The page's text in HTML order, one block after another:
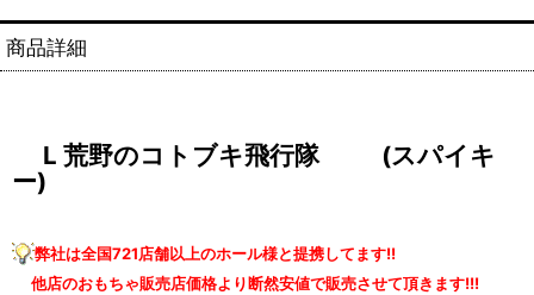
商品詳細
L 荒野のコトブキ飛行隊 (スパイキ
ー)
弊社は全国721店舗以上のホール様と提携してます!!
他店のおもちゃ販売店価格より断然安値で販売させて頂きます!!!